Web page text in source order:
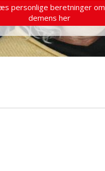
personlige beretninger om
demens her